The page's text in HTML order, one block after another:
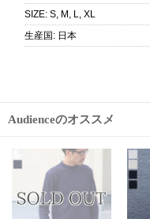
SIZE: S, M, L, XL
生産国 : 日本
Audienceのオススメ